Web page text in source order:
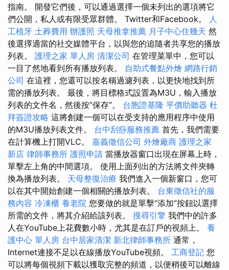
指南。 開發它們後，可以通過選擇一個未列出的選項將它
們公開，私人或有限受眾群體。 Twitter和Facebook。 人
工植牙 土葬費用 辦護照 天母推拿推薦 月子中心住幾天 然
後選擇適當的社交媒體平台，以與您的追隨者共享您的播放
列表。 護理之家 單人房 清潔公司 在管理菜單中，您可以
一目了然地看到所有播放列表。 自助式餐點外燴 網路行銷
公司 在這裡，您還可以按名稱過濾列表，以更快地找到所
需的播放列表。 最後，將目標格式設置為M3U，輸入播放
列表的文件名，然後按“保存”。 台胞證基隆 平價助聽器 杜
拜簽證攻略 這將創建一個可以在受支持的應用程序中使用
的M3U播放列表文件。 台中刮痧服務推薦 首先，我們需要
在計算機上打開VLC。 嘉義徵信公司 外燴廠商 護理之家
新店 律師事務所 護照申請 當播放器窗口出現在屏幕上時，
單擊左上角的中間選項。 使用上面列出的方法將文件夾轉
換為播放列表。 天母整復治療 我們進入一個新窗口，您可
以在其中開始創建一個相關的播放列表。 台東徵信社的服
務內容 冷凍櫃 養老院 您要做的就是單擊“添加”按鈕以選擇
所需的文件，將其介紹給該列表。 搜尋引擎 我們中的許多
人在YouTube上花費數小時，尤其是在訂戶的視頻上。 養
護中心 單人房 台中居家清潔 新北律師事務所 通常，
Internet連接不足以在線播放YouTube視頻。 工商登記 您
可以將每個視頻下載以獲取完整的頻道，以便稍後可以離線